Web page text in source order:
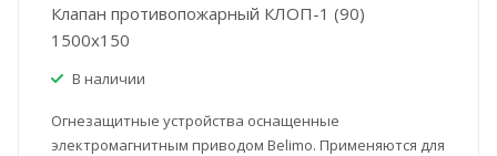
Клапан противопожарный КЛОП-1 (90)
1500x150
В наличии
Огнезащитные устройства оснащенные
электромагнитным приводом Belimo. Применяются для